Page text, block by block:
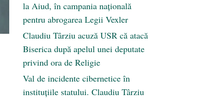
la Aiud, în campania națională
pentru abrogarea Legii Vexler
Claudiu Târziu acuză USR că atacă
Biserica după apelul unei deputate
privind ora de Religie
Val de incidente cibernetice în
instituțiile statului. Claudiu Târziu